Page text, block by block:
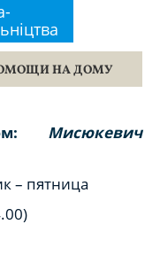
НА ДОМУ
Мисюкевич
– пятница